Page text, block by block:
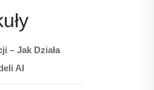
– Jak Działa
AI